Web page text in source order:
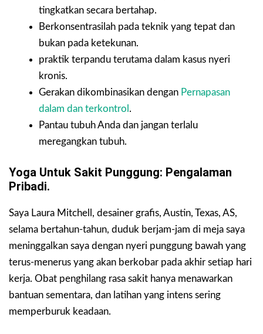
tingkatkan secara bertahap.
Berkonsentrasilah pada teknik yang tepat dan
bukan pada ketekunan.
praktik terpandu terutama dalam kasus nyeri
kronis.
Gerakan dikombinasikan dengan Pernapasan
dalam dan terkontrol .
Pantau tubuh Anda dan jangan terlalu
meregangkan tubuh.
Yoga Untuk Sakit Punggung: Pengalaman
Pribadi.
Saya Laura Mitchell, desainer grafis, Austin, Texas, AS,
selama bertahun-tahun, duduk berjam-jam di meja saya
meninggalkan saya dengan nyeri punggung bawah yang
terus-menerus yang akan berkobar pada akhir setiap hari
kerja. Obat penghilang rasa sakit hanya menawarkan
bantuan sementara, dan latihan yang intens sering
memperburuk keadaan.